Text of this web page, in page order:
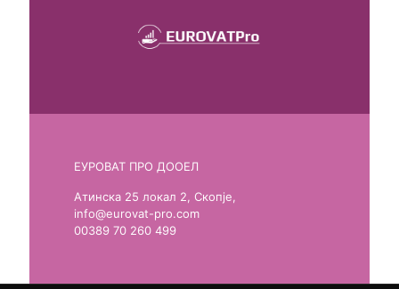
ЕУРОВАТ ПРО ДООЕЛ
Атинска 25 локал 2, Скопје,
info@eurovat-pro.com
00389 70 260 499